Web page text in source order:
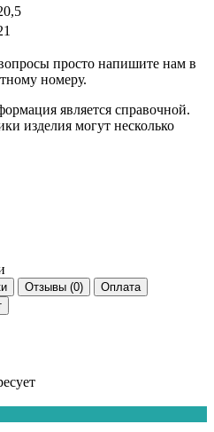
просто напишите нам в
номеру.
является справочной.
изделия могут несколько
Отзывы (0)
Оплата